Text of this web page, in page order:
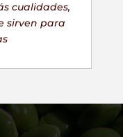
cualidades,
sirven para